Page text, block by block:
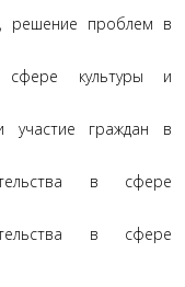
решение проблем в
культуры и
участие граждан в
в сфере
в сфере